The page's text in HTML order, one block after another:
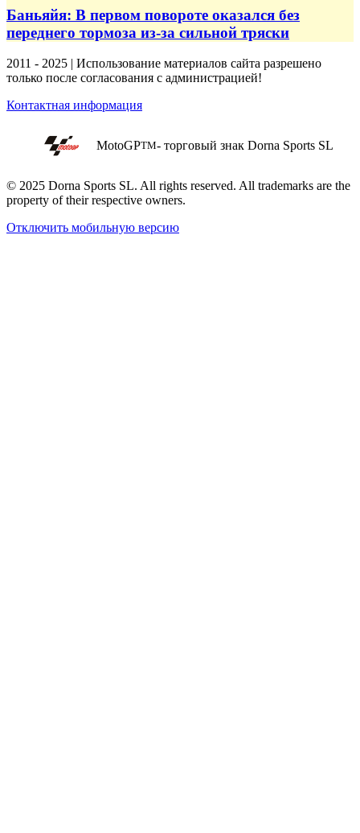
Баньяйя: В первом повороте оказался без
переднего тормоза из-за сильной тряски
2011 - 2025 | Использование материалов сайта разрешено
только после согласования с администрацией!
Контактная информация
MotoGPTM- торговый знак Dorna Sports SL
© 2025 Dorna Sports SL. All rights reserved. All trademarks are the
property of their respective owners.
Отключить мобильную версию